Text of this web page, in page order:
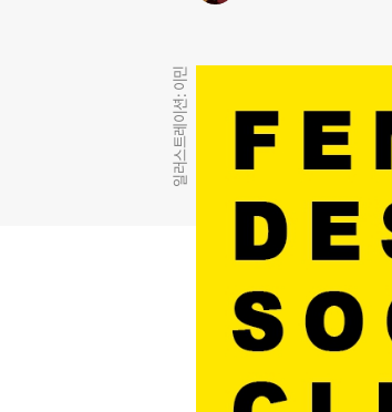
일러스트레이션: 이민